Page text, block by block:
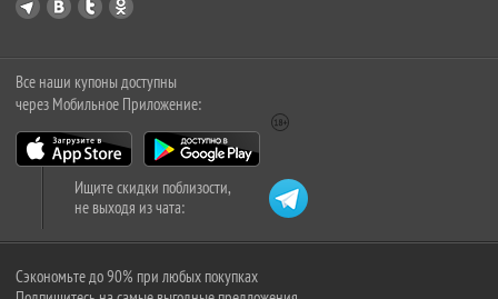
Все наши купоны доступны
через Мобильное Приложение:
Ищите скидки поблизости,
не выходя из чата:
Сэкономьте до 90% при любых покупках